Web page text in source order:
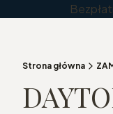
Strona główna